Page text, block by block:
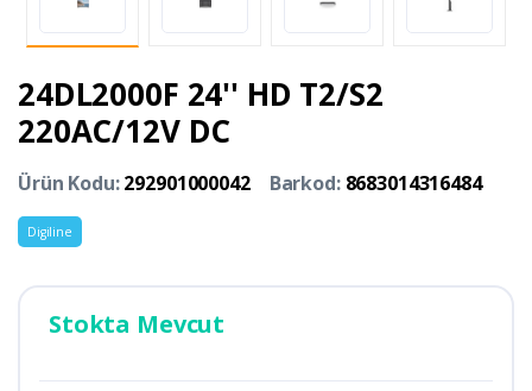
24DL2000F 24'' HD T2/S2
220AC/12V DC
Ürün Kodu:292901000042 Barkod: 8683014316484
Digiline
Stokta Mevcut